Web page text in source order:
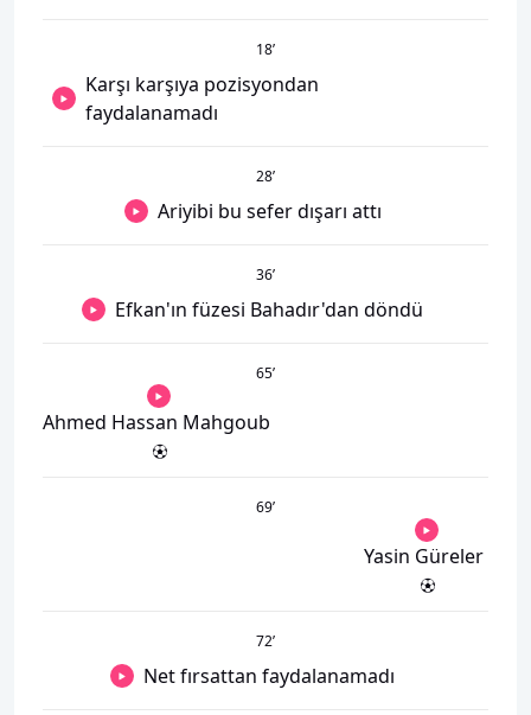
18’
Karşı karşıya pozisyondan
faydalanamadı
28’
Ariyibi bu sefer dışarı attı
36’
Efkan'ın füzesi Bahadır'dan döndü
65’
Ahmed Hassan Mahgoub
69’
Yasin Güreler
72’
Net fırsattan faydalanamadı